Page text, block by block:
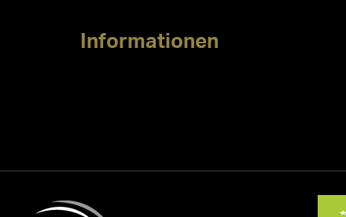
Informationen